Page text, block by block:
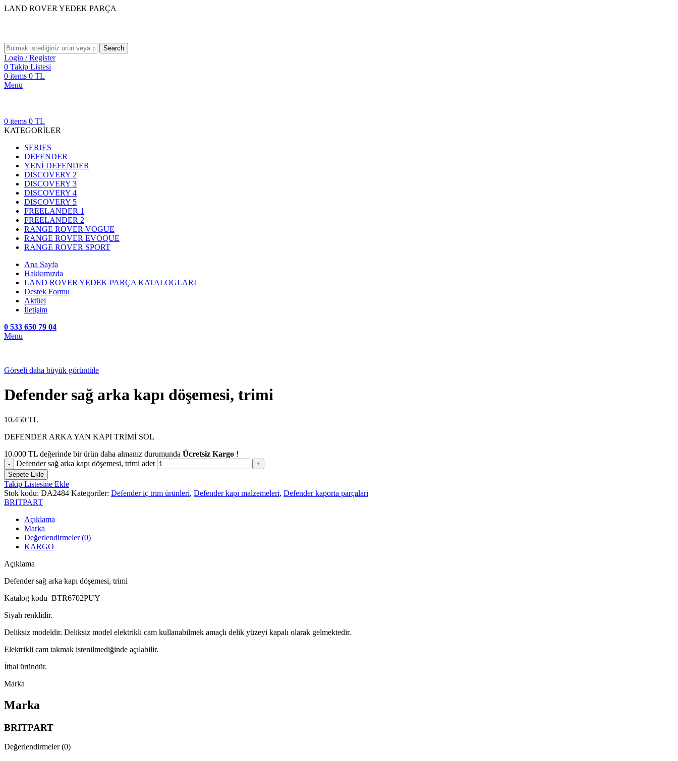
LAND ROVER YEDEK PARÇA
Search
Login / Register
0 Takip Listesi
0 items 0 TL
Menu
0 items 0 TL
KATEGORİLER
SERIES
DEFENDER
YENİ DEFENDER
DISCOVERY 2
DISCOVERY 3
DISCOVERY 4
DISCOVERY 5
FREELANDER 1
FREELANDER 2
RANGE ROVER VOGUE
RANGE ROVER EVOQUE
RANGE ROVER SPORT
Ana Sayfa
Hakkımızda
LAND ROVER YEDEK PARÇA KATALOGLARI
Destek Formu
Aktüel
İletişim
0 533 650 79 04
Menu
Görseli daha büyük görüntüle
Defender sağ arka kapı döşemesi, trimi
10.450 TL
DEFENDER ARKA YAN KAPI TRİMİ SOL
10.000 TL değerinde bir ürün daha almanız durumunda Ücretsiz Kargo !
Defender sağ arka kapı döşemesi, trimi adet
Sepete Ekle
Takip Listesine Ekle
Stok kodu: DA2484 Kategoriler: Defender iç trim ürünleri, Defender kapı malzemeleri, Defender kaporta parçaları
BRITPART
Açıklama
Marka
Değerlendirmeler (0)
KARGO
Açıklama
Defender sağ arka kapı döşemesi, trimi
Katalog kodu BTR6702PUY
Siyah renklidir.
Deliksiz modeldir. Deliksiz model elektrikli cam kullanabilmek amaçlı delik yüzeyi kapalı olarak gelmektedir.
Elektrikli cam takmak istenilmediğinde açılabilir.
İthal üründür.
Marka
Marka
BRITPART
Değerlendirmeler (0)